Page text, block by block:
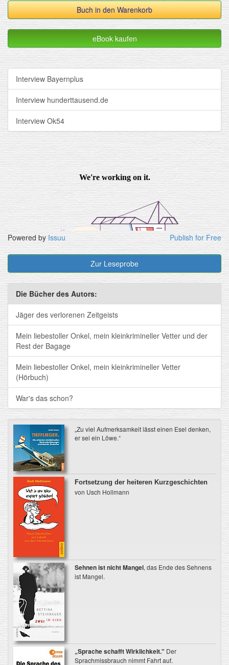
Buch in den Warenkorb
eBook kaufen
Interview Bayernplus
Interview hunderttausend.de
Interview Ok54
Powered by Issuu Publish for Free
Zur Leseprobe
Die Bücher des Autors:
Jäger des verlorenen Zeitgeists
Mein liebestoller Onkel, mein kleinkrimineller Vetter und der
Rest der Bagage
Mein liebestoller Onkel, mein kleinkrimineller Vetter
(Hörbuch)
War's das schon?
„Zu viel Aufmerksamkeit lässt einen Esel denken,
er sei ein Löwe.“
Fortsetzung der heiteren Kurzgeschichten
von Usch Hollmann
Sehnen ist nicht Mangel, das Ende des Sehnens
ist Mangel.
„Sprache schafft Wirklichkeit." Der
Sprachmissbrauch nimmt Fahrt auf.